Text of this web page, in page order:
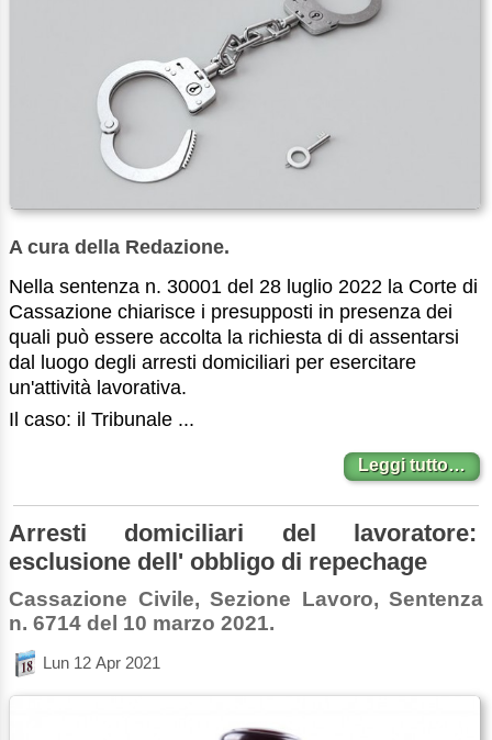
A cura della Redazione.
Nella sentenza n. 30001 del 28 luglio 2022 la Corte di
Cassazione chiarisce i presupposti in presenza dei
quali può essere accolta la richiesta di di assentarsi
dal luogo degli arresti domiciliari per esercitare
un'attività lavorativa.
Il caso: il Tribunale ...
Leggi tutto…
Arresti domiciliari del lavoratore:
esclusione dell' obbligo di repechage
Cassazione Civile, Sezione Lavoro, Sentenza
n. 6714 del 10 marzo 2021.
Lun 12 Apr 2021